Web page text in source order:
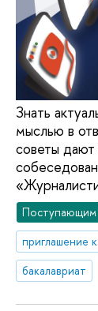
Знать
мыслью в
советы
Поступающим
приглашение
бакалавриат